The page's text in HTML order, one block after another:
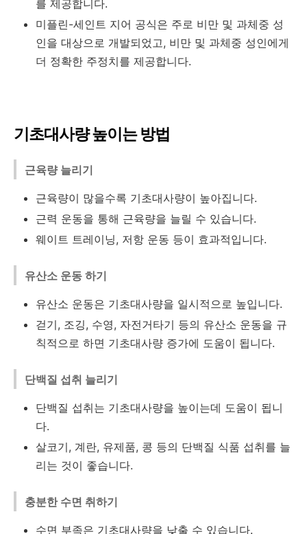
를 제공합니다.
미플린-세인트 지어 공식은 주로 비만 및 과체중 성
인을 대상으로 개발되었고, 비만 및 과체중 성인에게
더 정확한 주정치를 제공합니다.
기초대사량 높이는 방법
근육량 늘리기
근육량이 많을수록 기초대사량이 높아집니다.
근력 운동을 통해 근육량을 늘릴 수 있습니다.
웨이트 트레이닝, 저항 운동 등이 효과적입니다.
유산소 운동 하기
유산소 운동은 기초대사량을 일시적으로 높입니다.
걷기, 조깅, 수영, 자전거타기 등의 유산소 운동을 규
칙적으로 하면 기초대사량 증가에 도움이 됩니다.
단백질 섭취 늘리기
단백질 섭취는 기초대사량을 높이는데 도움이 됩니
다.
살코기, 계란, 유제품, 콩 등의 단백질 식품 섭취를 늘
리는 것이 좋습니다.
충분한 수면 취하기
수면 부족은 기초대사량을 낮출 수 있습니다.